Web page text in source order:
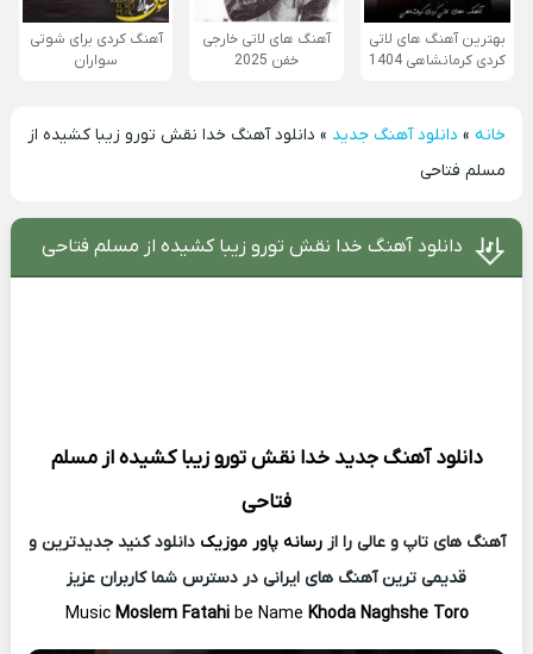
بهترین آهنگ های لاتی
کردی کرمانشاهی 1404
آهنگ های لاتی خارجی
خفن 2025
آهنگ کردی برای شوتی
سواران
خانه» دانلود آهنگ جدید » دانلود آهنگ خدا نقش تورو زیبا کشیده از
مسلم فتاحی
دانلود آهنگ خدا نقش تورو زیبا کشیده از مسلم فتاحی
دانلود آهنگ جدید خدا نقش تورو زیبا کشیده ازمسلم
فتاحی
آهنگ های تاپ و عالی را ازرسانه پاور موزیک دانلود کنید جدیدترین و
قدیمی ترین آهنگ های ایرانی در دسترس شما کاربران عزیز
MusicMoslem Fatahi be Name Khoda Naghshe Toro